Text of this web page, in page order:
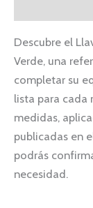
Descubre el
Verde, una
completar su
lista para cada
medidas,
publicadas en
podrás
necesidad.